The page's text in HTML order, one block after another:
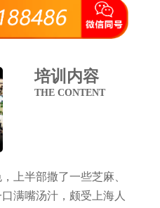
培训内容
THE CONTENT
上半部撒了一些芝麻、
满嘴汤汁，颇受上海人